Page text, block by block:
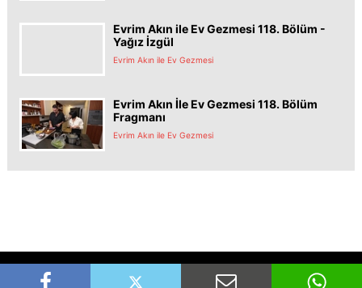
Evrim Akın ile Ev Gezmesi 118. Bölüm -
Yağız İzgül
Evrim Akın ile Ev Gezmesi
Evrim Akın İle Ev Gezmesi 118. Bölüm
Fragmanı
Evrim Akın ile Ev Gezmesi